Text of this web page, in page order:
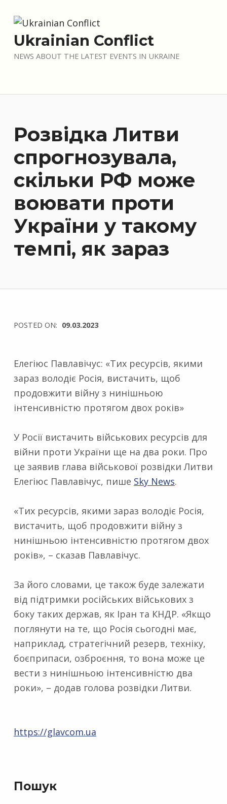
Ukrainian Conflict
NEWS ABOUT THE LATEST EVENTS IN UKRAINE
Розвідка Литви
спрогнозувала,
скільки РФ може
воювати проти
України у такому
темпі, як зараз
POSTED ON: 09.03.2023
Елегіюс Павлавічус: «Тих ресурсів, якими
зараз володіє Росія, вистачить, щоб
продовжити війну з нинішньою
інтенсивністю протягом двох років»
У Росії вистачить військових ресурсів для
війни проти України ще на два роки. Про
це заявив глава військової розвідки Литви
Елегіюс Павлавічус, пише Sky News.
«Тих ресурсів, якими зараз володіє Росія,
вистачить, щоб продовжити війну з
нинішньою інтенсивністю протягом двох
років», – сказав Павлавічус.
За його словами, це також буде залежати
від підтримки російських військових з
боку таких держав, як Іран та КНДР. «Якщо
поглянути на те, що Росія сьогодні має,
наприклад, стратегічний резерв, техніку,
боєприпаси, озброєння, то вона може це
вести з нинішньою інтенсивністю два
роки», – додав голова розвідки Литви.
https://glavcom.ua
Skip back to main navigation
Пошук